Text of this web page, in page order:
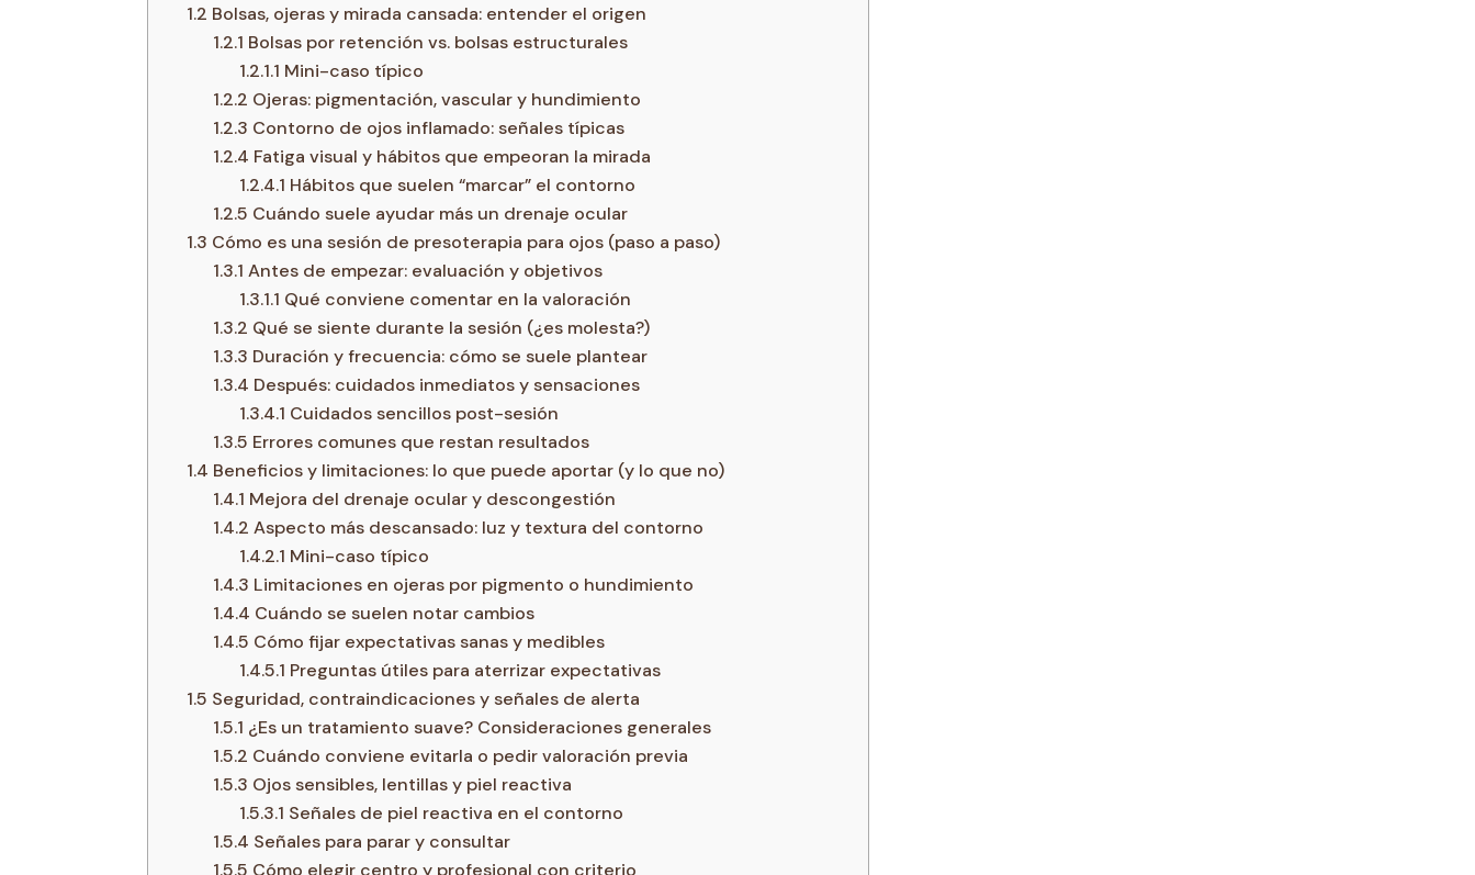
1.2 Bolsas, ojeras y mirada cansada: entender el origen
1.2.1 Bolsas por retención vs. bolsas estructurales
1.2.1.1 Mini-caso típico
1.2.2 Ojeras: pigmentación, vascular y hundimiento
1.2.3 Contorno de ojos inflamado: señales típicas
1.2.4 Fatiga visual y hábitos que empeoran la mirada
1.2.4.1 Hábitos que suelen “marcar” el contorno
1.2.5 Cuándo suele ayudar más un drenaje ocular
1.3 Cómo es una sesión de presoterapia para ojos (paso a paso)
1.3.1 Antes de empezar: evaluación y objetivos
1.3.1.1 Qué conviene comentar en la valoración
1.3.2 Qué se siente durante la sesión (¿es molesta?)
1.3.3 Duración y frecuencia: cómo se suele plantear
1.3.4 Después: cuidados inmediatos y sensaciones
1.3.4.1 Cuidados sencillos post-sesión
1.3.5 Errores comunes que restan resultados
1.4 Beneficios y limitaciones: lo que puede aportar (y lo que no)
1.4.1 Mejora del drenaje ocular y descongestión
1.4.2 Aspecto más descansado: luz y textura del contorno
1.4.2.1 Mini-caso típico
1.4.3 Limitaciones en ojeras por pigmento o hundimiento
1.4.4 Cuándo se suelen notar cambios
1.4.5 Cómo fijar expectativas sanas y medibles
1.4.5.1 Preguntas útiles para aterrizar expectativas
1.5 Seguridad, contraindicaciones y señales de alerta
1.5.1 ¿Es un tratamiento suave? Consideraciones generales
1.5.2 Cuándo conviene evitarla o pedir valoración previa
1.5.3 Ojos sensibles, lentillas y piel reactiva
1.5.3.1 Señales de piel reactiva en el contorno
1.5.4 Señales para parar y consultar
1.5.5 Cómo elegir centro y profesional con criterio